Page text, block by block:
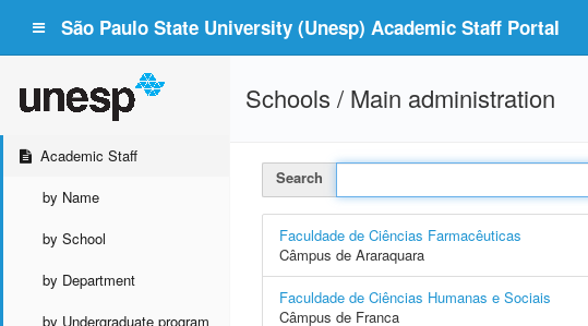
São Paulo State University (Unesp) Academic Staff Portal
Academic Staff
by Name
by School
by Department
by Undergraduate program
Schools / Main administration
Search
Faculdade de Ciências Farmacêuticas
Câmpus de Araraquara
Faculdade de Ciências Humanas e Sociais
Câmpus de Franca